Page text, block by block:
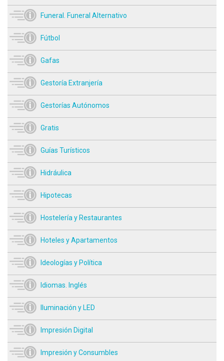
Funeral. Funeral Alternativo
Fútbol
Gafas
Gestoría Extranjería
Gestorías Autónomos
Gratis
Guías Turísticos
Hidráulica
Hipotecas
Hostelería y Restaurantes
Hoteles y Apartamentos
Ideologías y Política
Idiomas. Inglés
Iluminación y LED
Impresión Digital
Impresión y Consumbles